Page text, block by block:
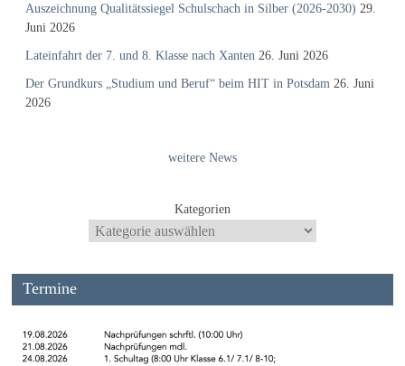
Auszeichnung Qualitätssiegel Schulschach in Silber (2026-2030) 29.
Juni 2026
Lateinfahrt der 7. und 8. Klasse nach Xanten 26. Juni 2026
Der Grundkurs „Studium und Beruf“ beim HIT in Potsdam 26. Juni
2026
weitere News
Kategorien
Termine